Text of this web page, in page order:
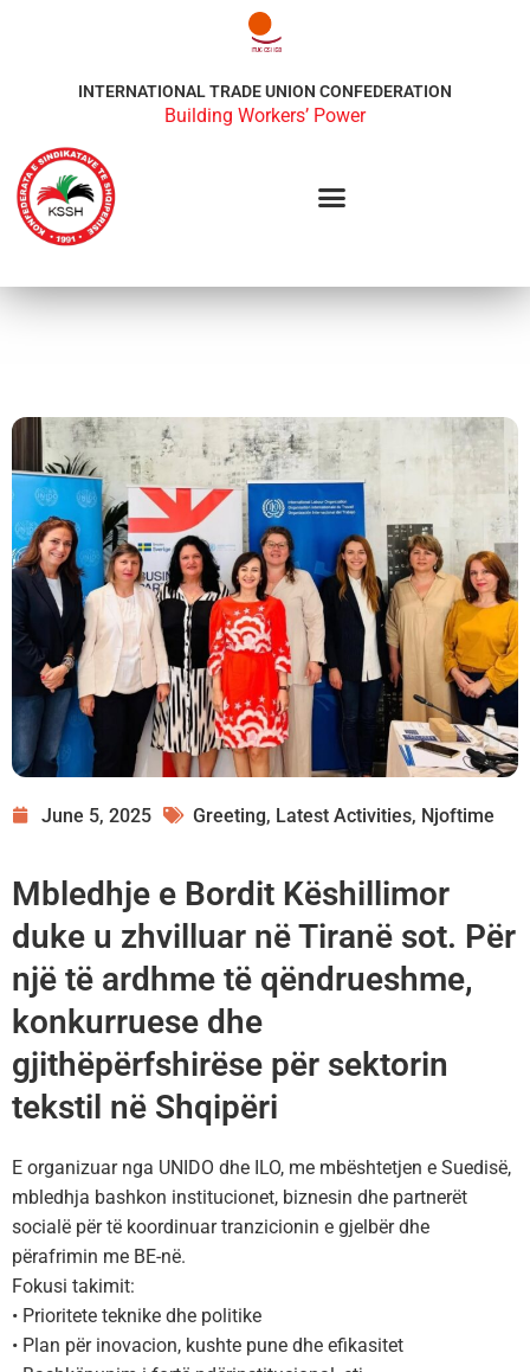
INTERNATIONAL TRADE UNION CONFEDERATION
Building Workers’ Power
June 5, 2025 Greeting, Latest Activities, Njoftime
Mbledhje e Bordit Këshillimor
duke u zhvilluar në Tiranë sot. Për
një të ardhme të qëndrueshme,
konkurruese dhe
gjithëpërfshirëse për sektorin
tekstil në Shqipëri
E organizuar nga UNIDO dhe ILO, me mbështetjen e Suedisë,
mbledhja bashkon institucionet, biznesin dhe partnerët
socialë për të koordinuar tranzicionin e gjelbër dhe
përafrimin me BE-në.
Fokusi takimit:
• Prioritete teknike dhe politike
• Plan për inovacion, kushte pune dhe efikasitet